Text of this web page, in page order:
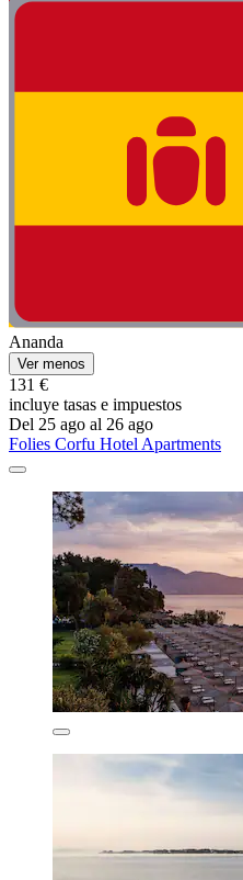
Ananda
Ver menos
131 €
incluye tasas e impuestos
Del 25 ago al 26 ago
Folies Corfu Hotel Apartments